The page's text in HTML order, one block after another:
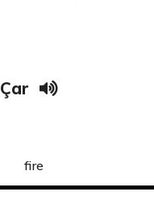
Çar
fire